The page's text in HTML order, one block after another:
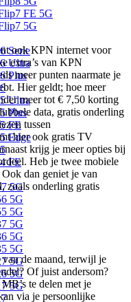
FE 5G
5G
Serie
Ultra
Plus
Ultra
Plus
FE
Edge
FE
5G
5G
5G
5G
5G
5G
5G
5G
5G
ook KPN internet voor
extra’s van KPN
meer punten naarmate je
Hier geldt; hoe meer
meer tot € 7,50 korting
data, gratis onderling
tussen
hier ook gratis TV
krijg je meer opties bij
Heb je twee mobiele
dan geniet je van
zoals onderling gratis
van de maand, terwijl je
Of juist andersom?
te delen met je
via je persoonlijke